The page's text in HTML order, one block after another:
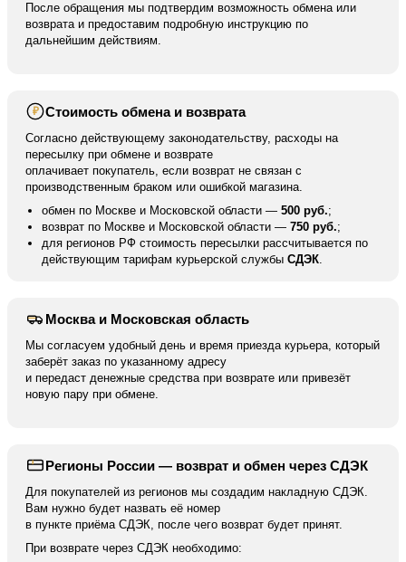
После обращения мы подтвердим возможность обмена или
возврата и предоставим подробную инструкцию по
дальнейшим действиям.
₽ Стоимость обмена и возврата
Согласно действующему законодательству, расходы на
пересылку при обмене и возврате
оплачивает покупатель, если возврат не связан с
производственным браком или ошибкой магазина.
обмен по Москве и Московской области — 500 руб.;
возврат по Москве и Московской области — 750 руб.;
для регионов РФ стоимость пересылки рассчитывается по
действующим тарифам курьерской службы СДЭК.
Москва и Московская область
Мы согласуем удобный день и время приезда курьера, который
заберёт заказ по указанному адресу
и передаст денежные средства при возврате или привезёт
новую пару при обмене.
Регионы России — возврат и обмен через СДЭК
Для покупателей из регионов мы создадим накладную СДЭК.
Вам нужно будет назвать её номер
в пункте приёма СДЭК, после чего возврат будет принят.
При возврате через СДЭК необходимо: